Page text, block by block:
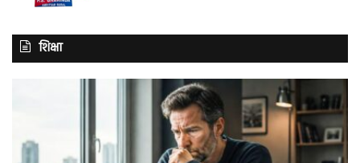
शिक्षा